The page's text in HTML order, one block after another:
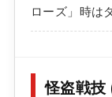
ローズ」時は
怪盗戦技